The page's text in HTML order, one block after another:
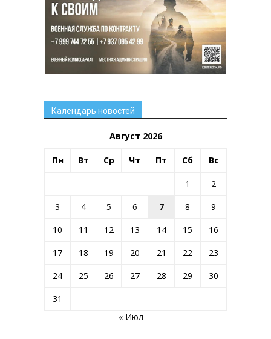
Календарь новостей
Август 2026
Пн Вт Ср Чт Пт Сб Вс
1
2
3
4 5 6 7 8
9
10
11 12 13 14 15
16
17
18 19 20 21 22
23
24
25 26 27 28 29
30
31
« Июл